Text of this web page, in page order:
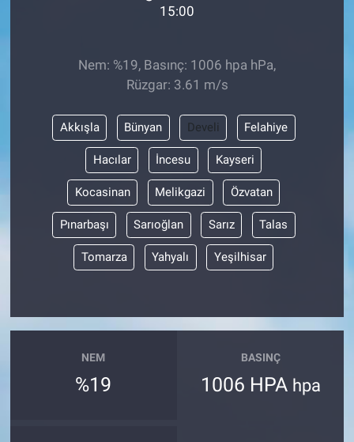
15:00
Nem: %19, Basınç: 1006 hpa hPa,
Rüzgar: 3.61 m/s
Akkışla Bünyan Develi Felahiye
Hacılar İncesu Kayseri
Kocasinan Melikgazi Özvatan
Pınarbaşı Sarıoğlan Sarız Talas
Tomarza Yahyalı Yeşilhisar
NEM
%19
BASINÇ
1006 HPA hpa